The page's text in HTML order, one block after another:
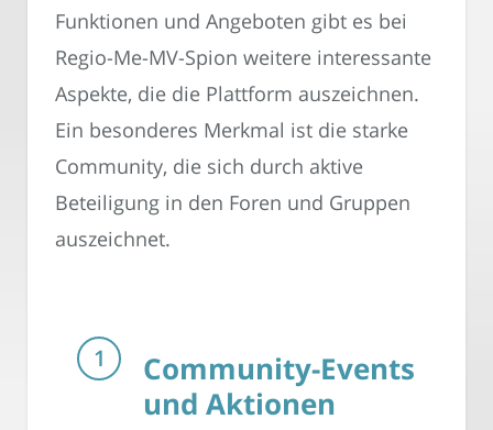
Funktionen und Angeboten gibt es bei
Regio-Me-MV-Spion weitere interessante
Aspekte, die die Plattform auszeichnen.
Ein besonderes Merkmal ist die starke
Community, die sich durch aktive
Beteiligung in den Foren und Gruppen
auszeichnet.
Community-Events
und Aktionen